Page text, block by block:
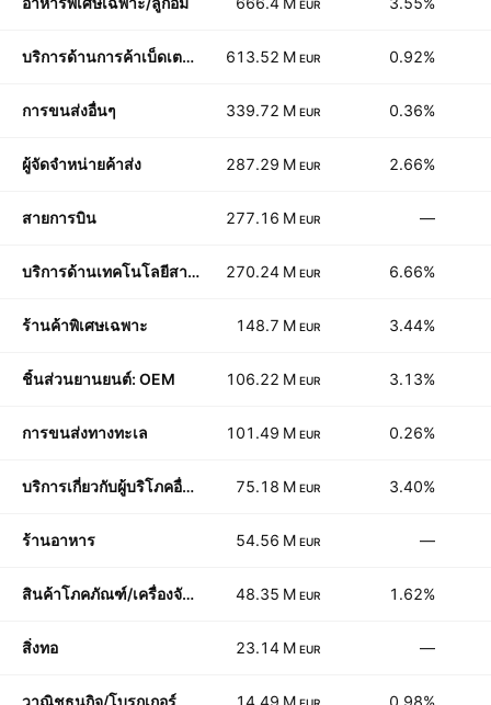
EUR
บริการด้านการค้าเบ็ดเตล็ด 613.52 M EUR 0.92%
การขนส่งอื่นๆ 339.72 M EUR 0.36%
ผู้จัดจำหน่ายค้าส่ง 287.29 M EUR 2.66%
สายการบิน 277.16 M EUR —
บริการด้านเทคโนโลยีสารสนเทศ 270.24 M EUR 6.66%
ร้านค้าพิเศษเฉพาะ 148.7 M EUR 3.44%
ชิ้นส่วนยานยนต์: OEM 106.22 M EUR 3.13%
การขนส่งทางทะเล 101.49 M EUR 0.26%
บริการเกี่ยวกับผู้บริโภคอื่นๆ 75.18 M EUR 3.40%
ร้านอาหาร 54.56 M EUR —
สินค้าโภคภัณฑ์/เครื่องจักรทางการเกษตร 48.35 M EUR 1.62%
สิ่งทอ 23.14 M EUR —
วาณิชธนกิจ/โบรกเกอร์ 14.49 M 0.98%